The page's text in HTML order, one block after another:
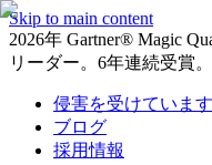
Skip to main content
2026年 Gartner® Magic
リーダー。6年連続受賞。
侵害を受けていま
ブログ
採用情報